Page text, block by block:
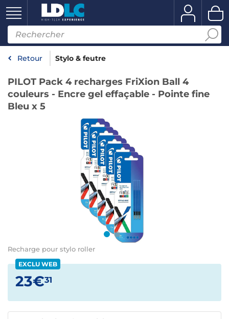
Retour Stylo & feutre
PILOT Pack 4 recharges FriXion Ball 4
couleurs - Encre gel effaçable - Pointe fine
Bleu x 5
Recharge pour stylo roller
EXCLU WEB
23€31